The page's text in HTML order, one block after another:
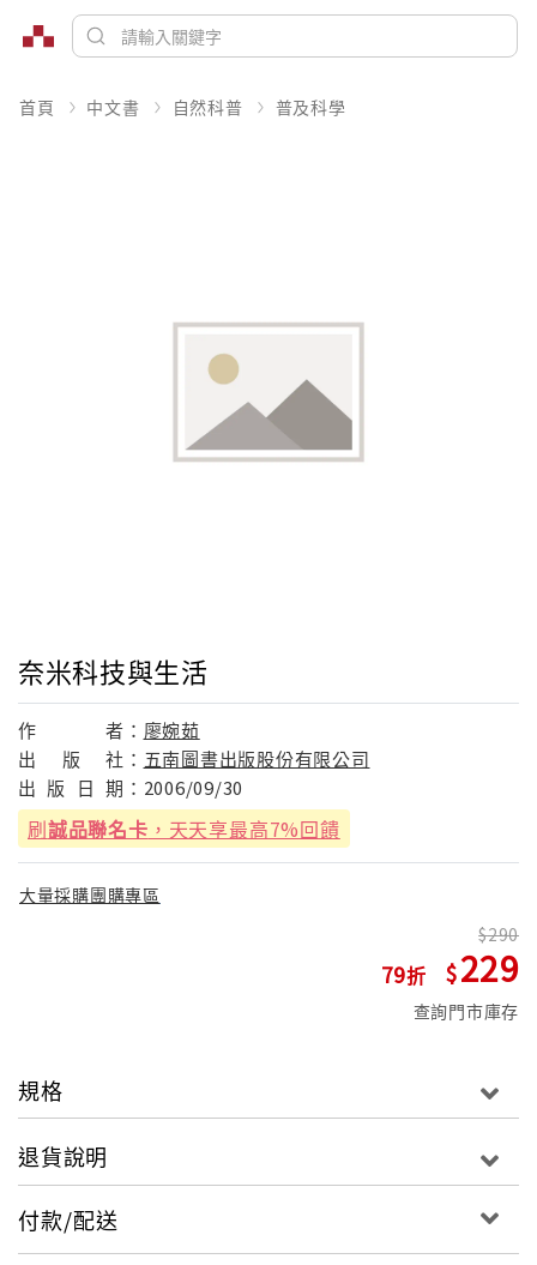
首頁 中文書 自然科普 普及科學
奈米科技與生活
作 者： 廖婉茹
出
版 社： 五南圖書出版股份有限公司
出 版 日 期： 2006/09/30
刷誠品聯名卡 ，天天享最高7%回饋
大量採購團購專區
79
290
229
查詢門市庫存
規格
退貨說明
付款/配送